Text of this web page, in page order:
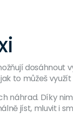
dosáhnout
to můžeš
náhrad. Díky
jíst, mluvit i